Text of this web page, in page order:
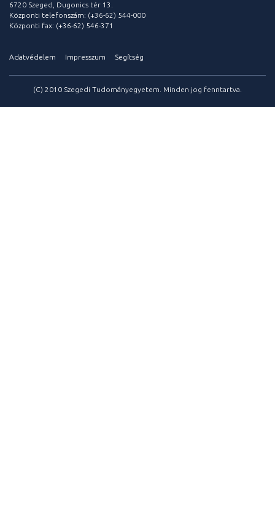
6720 Szeged, Dugonics tér 13.
Központi telefonszám: (+36-62) 544-000
Központi fax: (+36-62) 546-371
Adatvédelem Impresszum Segítség
(C) 2010 Szegedi Tudományegyetem. Minden jog fenntartva.